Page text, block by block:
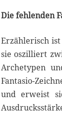
Die fehlenden
Erzählerisch
sie oszilliert
Archetypen
Fantasio-
und erweist